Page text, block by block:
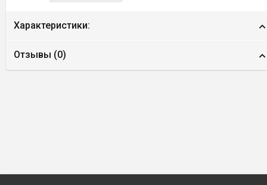
Характеристики:
Отзывы (0)